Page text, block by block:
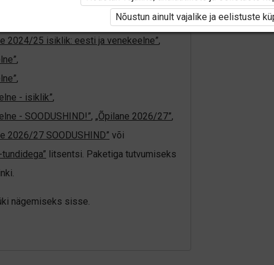
paketi „Erakasutaja 2024/25”,
25” „Õpilane 2024/25 - SOODUSHIND!”,
2024/25 isiklik: eesti ja venekeelne”,
,
,
- isiklik”,
- SOODUSHIND!”, „Õpilane 2026/27”,
2026/27 SOODUSHIND” või
litsentsi. Paketiga tutvumiseks
nägemiseks sisse.
Nõustun ainult vajalike ja eelistuste